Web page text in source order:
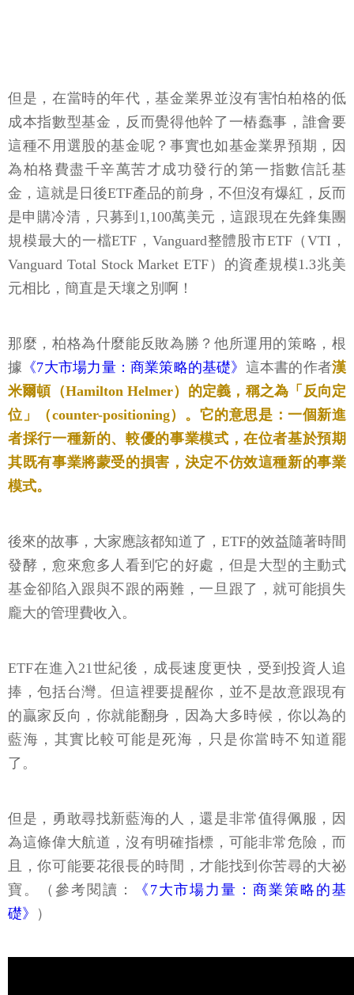
這種不用選股的基金呢？事實也如基金業界預期，因
為柏格費盡千辛萬苦才成功發行的第一指數信託基
金，這就是日後ETF產品的前身，不但沒有爆紅，反而
是申購冷清，只募到1,100萬美元，這跟現在先鋒集團
規模最大的一檔ETF，Vanguard整體股市ETF（VTI，
Vanguard Total Stock Market ETF）的資產規模1.3兆美
元相比，簡直是天壤之別啊！
米爾頓（Hamilton Helmer）的定義，稱之為「反向定
位」（counter-positioning）。它的意思是：一個新進
者採行一種新的、較優的事業模式，在位者基於預期
其既有事業將蒙受的損害，決定不仿效這種新的事業
模式。
基金卻陷入跟與不跟的兩難，一旦跟了，就可能損失
龐大的管理費收入。
的贏家反向，你就能翻身，因為大多時候，你以為的
藍海，其實比較可能是死海，只是你當時不知道罷
了。
且，你可能要花很長的時間，才能找到你苦尋的大祕
寶。（參考閱讀：《7大市場力量：商業策略的基
礎》 ）